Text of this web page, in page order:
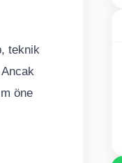
teknik
öne